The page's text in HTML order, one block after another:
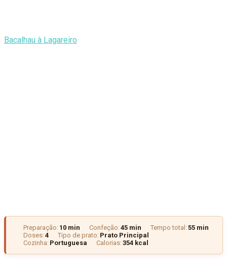
Bacalhau à Lagareiro
Preparação: 10 min Confeção:45 min Tempo total:55 min
Doses:4 Tipo de prato: Prato Principal
Cozinha: Portuguesa Calorias:354 kcal